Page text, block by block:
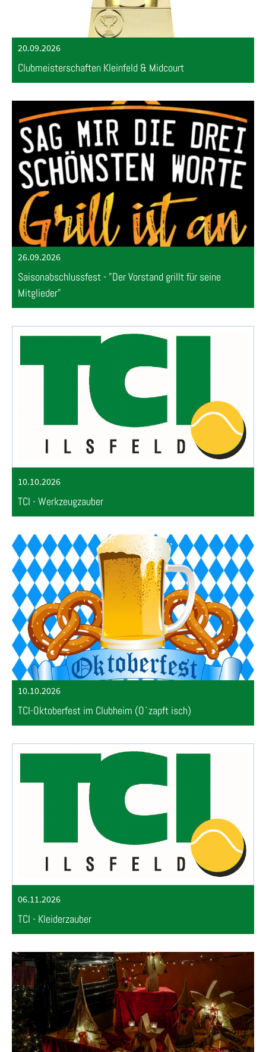
20.09.2026
Clubmeisterschaften Kleinfeld & Midcourt
26.09.2026
Saisonabschlussfest - "Der Vorstand grillt für seine
Mitglieder"
10.10.2026
TCI - Werkzeugzauber
10.10.2026
TCI-Oktoberfest im Clubheim (O`zapft isch)
06.11.2026
TCI - Kleiderzauber